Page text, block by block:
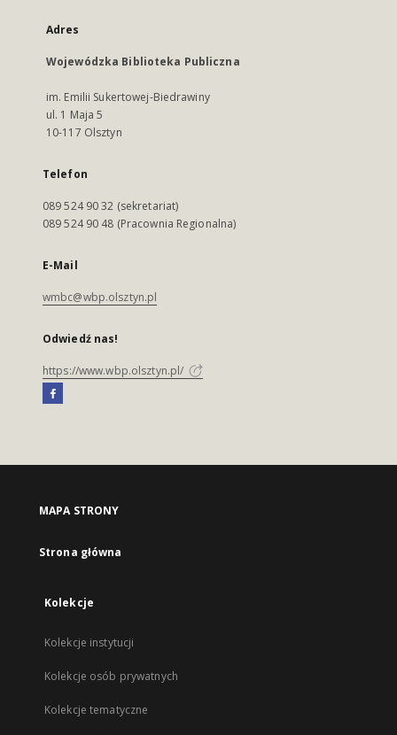
Adres
Wojewódzka Biblioteka Publiczna
im. Emilii Sukertowej-Biedrawiny
ul. 1 Maja 5
10-117 Olsztyn
Telefon
089 524 90 32 (sekretariat)
089 524 90 48 (Pracownia Regionalna)
E-Mail
wmbc@wbp.olsztyn.pl
Odwiedź nas!
https://www.wbp.olsztyn.pl/
MAPA STRONY
Strona główna
Kolekcje
Kolekcje instytucji
Kolekcje osób prywatnych
Kolekcje tematyczne